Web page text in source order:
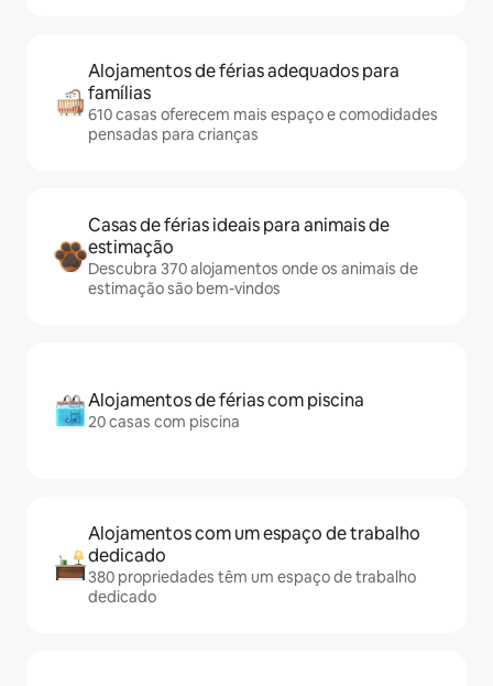
Alojamentos de férias adequados para
famílias
610 casas oferecem mais espaço e comodidades
pensadas para crianças
Casas de férias ideais para animais de
estimação
Descubra 370 alojamentos onde os animais de
estimação são bem-vindos
Alojamentos de férias com piscina
20 casas com piscina
Alojamentos com um espaço de trabalho
dedicado
380 propriedades têm um espaço de trabalho
dedicado